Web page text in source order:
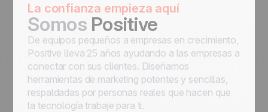
La confianza empieza aquí
Somos Positive
De equipos pequeños a empresas en crecimiento,
Positive lleva 25 años ayudando a las empresas a
conectar con sus clientes. Diseñamos
herramientas de marketing potentes y sencillas,
respaldadas por personas reales que hacen que
la tecnología trabaje para ti.